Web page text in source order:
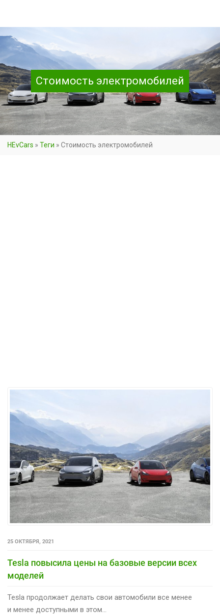
Стоимость электромобилей
HEvCars » Теги » Стоимость электромобилей
25 ОКТЯБРЯ, 2021
Tesla повысила цены на базовые версии всех
моделей
Tesla продолжает делать свои автомобили все менее
и менее доступными в этом...